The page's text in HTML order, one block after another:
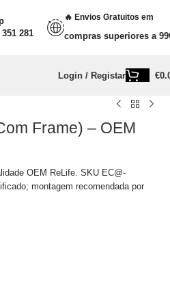
281
🔥 Envios Gratuitos em
compras superiores a
Login / Registar €
Frame) – OEM
OEM ReLife. SKU EC@-
montagem recomendada por